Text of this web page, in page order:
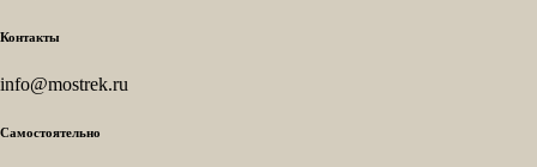
Контакты
info@mostrek.ru
Самостоятельно